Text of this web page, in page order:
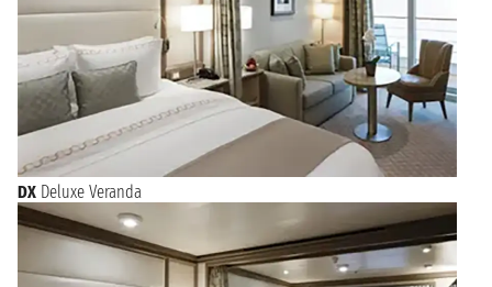
d’arte Africana e la Galleria Antenna. Altri siti importanti,
in stile coloniale, è il Municipio al di fuori del Palazzo
Presidenziale, gelosamente custodito dalle sue guardie in abiti
tradizionali. Infine, non perdetevi la Moschea di Dakar e il
parco naturale Hann, con i suoi numerosi animali. Molti
prodotti tipici della regione di Dakar sono a disposizione dei
vacanzieri in vari negozi. Ampia scelta di souvenir tra tessuti,
sculture in legno, gioielli, sandali, borse, quadri, oggetti in
bronzo, ceramiche e strumenti musicali. La Musica, la danza e
la lotta tradizionale sono parte del paesaggio di Dakar.
Noterete anche la presenza di un grande centro commerciale
(Plaza Mar), innaugurato nel 2010, all'interno troverete un
centro benessere, una sala giochi e una pista da bowling. Il
DX Deluxe Veranda